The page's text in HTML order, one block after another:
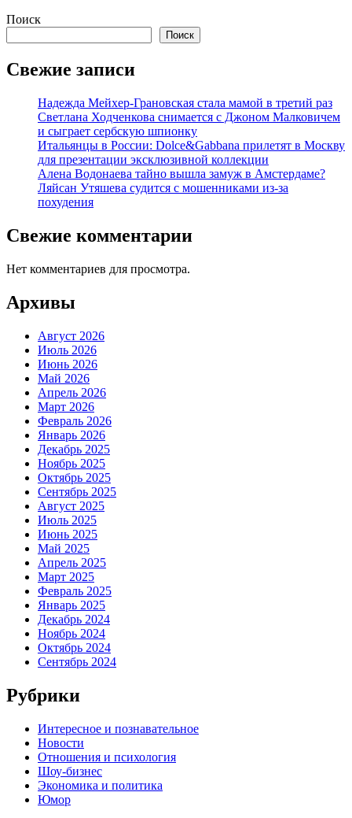
Поиск
Поиск
Свежие записи
Надежда Мейхер-Грановская стала мамой в третий раз
Светлана Ходченкова снимается с Джоном Малковичем
и сыграет сербскую шпионку
Итальянцы в России: Dolce&Gabbana прилетят в Москву
для презентации эксклюзивной коллекции
Алена Водонаева тайно вышла замуж в Амстердаме?
Ляйсан Утяшева судится с мошенниками из-за
похудения
Свежие комментарии
Нет комментариев для просмотра.
Архивы
Август 2026
Июль 2026
Июнь 2026
Май 2026
Апрель 2026
Март 2026
Февраль 2026
Январь 2026
Декабрь 2025
Ноябрь 2025
Октябрь 2025
Сентябрь 2025
Август 2025
Июль 2025
Июнь 2025
Май 2025
Апрель 2025
Март 2025
Февраль 2025
Январь 2025
Декабрь 2024
Ноябрь 2024
Октябрь 2024
Сентябрь 2024
Рубрики
Интересное и познавательное
Новости
Отношения и психология
Шоу-бизнес
Экономика и политика
Юмор